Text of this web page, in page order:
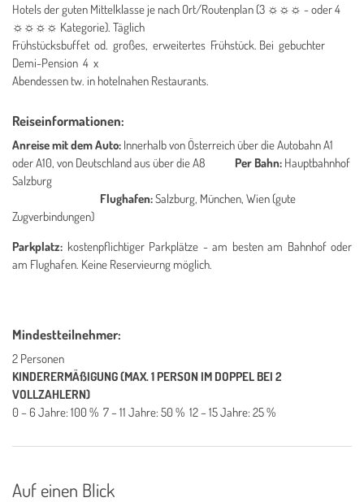
Hotels der guten Mittelklasse je nach Ort/Routenplan (3 ☼☼☼ - oder 4
☼☼☼☼ Kategorie). Täglich
Frühstücksbuffet od. großes, erweitertes Frühstück. Bei gebuchter
Demi-Pension 4 x
Abendessen tw. in hotelnahen Restaurants.
Reiseinformationen:
Anreise mit dem Auto: Innerhalb von Österreich über die Autobahn A1
oder A10, von Deutschland aus über die A8 Per Bahn: Hauptbahnhof
Salzburg
Flughafen:Salzburg, München, Wien (gute
Zugverbindungen)
Parkplatz: kostenpflichtiger Parkplätze - am besten am Bahnhof oder
am Flughafen. Keine Reservieurng möglich.
Mindestteilnehmer:
2 Personen
KINDERERMÄßIGUNG(MAX. 1 PERSON IM DOPPEL BEI 2
VOLLZAHLERN)
0 – 6 Jahre: 100 % 7 – 11 Jahre: 50 % 12 – 15 Jahre: 25 %
Auf einen Blick